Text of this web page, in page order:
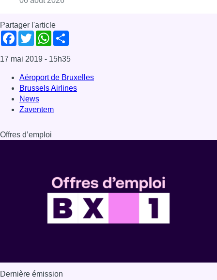
Partager l'article
Facebook
TwitterWhatsApp
17 mai 2019 - 15h35
Aéroport de Bruxelles
Brussels Airlines
News
Zaventem
Offres d’emploi
Dernière émission